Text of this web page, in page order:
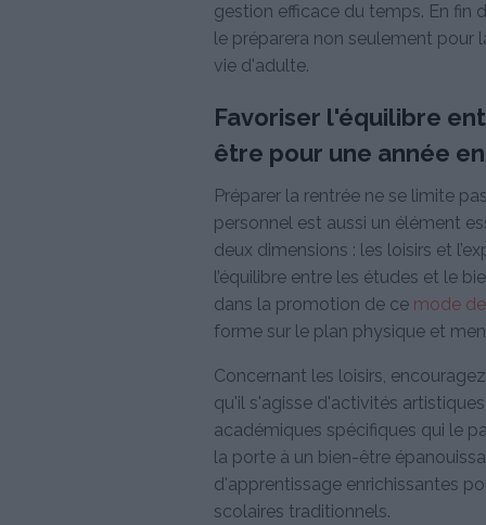
gestion efficace du temps. En
le préparera non seulement pour
vie d'adulte.
Favoriser l'équilibre
être pour une année
Préparer la rentrée ne se limite
personnel est aussi un élément
deux dimensions : les loisirs et
l’équilibre entre les études et le
dans la promotion de ce mode
forme sur le plan physique et
Concernant les loisirs,
qu'il s'agisse d'activités
académiques spécifiques qui le
la porte à un bien-être
d'apprentissage enrichissantes
scolaires traditionnels.